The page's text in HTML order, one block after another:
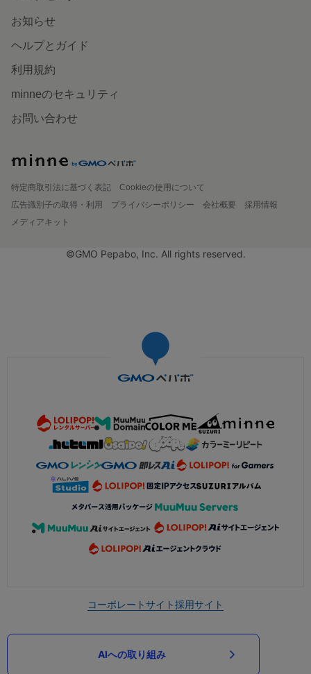
お知らせ
ヘルプとガイド
利用規約
minneのセキュリティ
お問い合わせ
特定商取引法に基づく表記
Cookieの使用について
広告識別子の取得・利用
プライバシーポリシー 会社概要
採用情報
メディアキット
©GMO Pepabo, Inc. All rights reserved.
コーポレートサイト採用サイト
AIへの取り組み